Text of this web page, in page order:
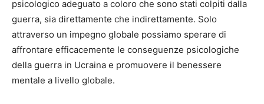
psicologico adeguato a coloro che sono stati colpiti dalla
guerra, sia direttamente che indirettamente. Solo
attraverso un impegno globale possiamo sperare di
affrontare efficacemente le conseguenze psicologiche
della guerra in Ucraina e promuovere il benessere
mentale a livello globale.